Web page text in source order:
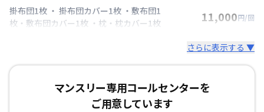
掛布団1枚 ・ 掛布団カバー1枚 ・敷布団1
枚・敷布団カバー1枚 ・枕・枕カバー1枚
11,000円/回
さらに表示する ▼
マンスリー専用コールセンターを
ご用意しています